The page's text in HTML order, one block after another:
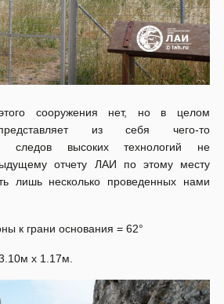
сооружения нет, но в целом
из себя чего-то
следов высоких технологий не
отчету ЛАИ по этому месту
лишь несколько проведенных нами
к грани основания = 62°
х 1.17м.